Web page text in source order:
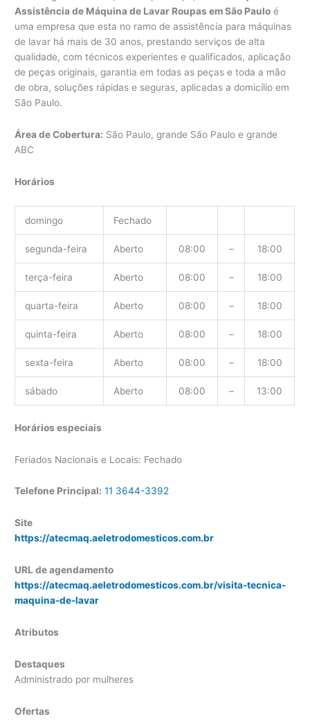
Assistência de Máquina de Lavar Roupas em São Paulo é
uma empresa que esta no ramo de assistência para máquinas
de lavar há mais de 30 anos, prestando serviços de alta
qualidade, com técnicos experientes e qualificados, aplicação
de peças originais, garantia em todas as peças e toda a mão
de obra, soluções rápidas e seguras, aplicadas a domicílio em
São Paulo.
Área de Cobertura: São Paulo, grande São Paulo e grande
ABC
Horários
domingo Fechado
segunda-feira Aberto 08:00 – 18:00
terça-feira Aberto 08:00 – 18:00
quarta-feira Aberto 08:00 – 18:00
quinta-feira Aberto 08:00 – 18:00
sexta-feira Aberto 08:00 – 18:00
sábado Aberto 08:00 – 13:00
Horários especiais
Feriados Nacionais e Locais: Fechado
Telefone Principal: 11 3644-3392
Site
https://atecmaq.aeletrodomesticos.com.br
URL de agendamento
https://atecmaq.aeletrodomesticos.com.br/visita-tecnica-
maquina-de-lavar
Atributos
Destaques
Administrado por mulheres
Ofertas